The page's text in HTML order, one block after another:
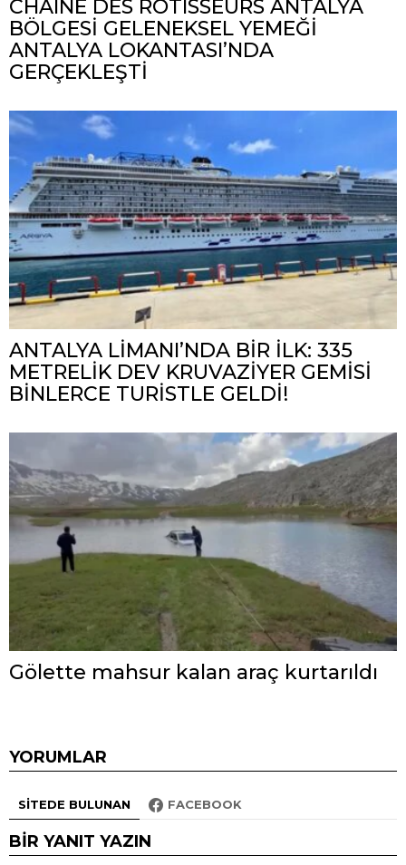
CHAÎNE DES RÔTISSEURS ANTALYA
BÖLGESİ GELENEKSEL YEMEĞİ
ANTALYA LOKANTASI’NDA
GERÇEKLEŞTİ
ANTALYA LİMANI’NDA BİR İLK: 335
METRELİK DEV KRUVAZİYER GEMİSİ
BİNLERCE TURİSTLE GELDİ!
Gölette mahsur kalan araç kurtarıldı
YORUMLAR
SITEDE BULUNAN FACEBOOK
BIR YANIT YAZIN